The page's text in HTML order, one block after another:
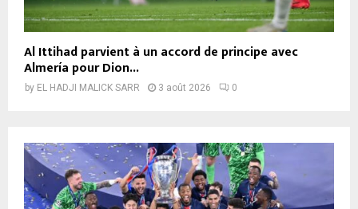
Al Ittihad parvient à un accord de principe avec
Almería pour Dion...
by EL HADJI MALICK SARR 3 août 2026 0